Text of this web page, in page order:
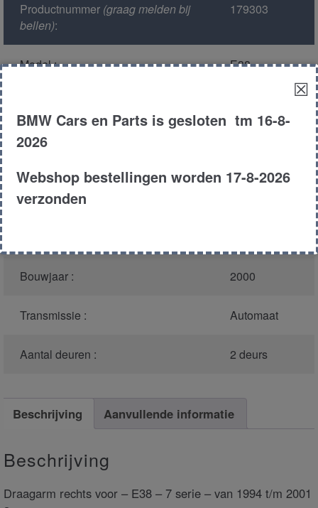
Productnummer(graag melden bij
bellen):
179303
Model : E38
blauw
Motor type :
Bouwjaar : 2000
Transmissie : Automaat
Aantal deuren : 2 deurs
Beschrijving Aanvullende informatie
Beschrijving
Draagarm rechts voor – E38 – 7 serie – van 1994 t/m 2001
☒
BMW Cars en Parts is gesloten tm 16-8-
2026
Webshop bestellingen worden 17-8-2026
verzonden